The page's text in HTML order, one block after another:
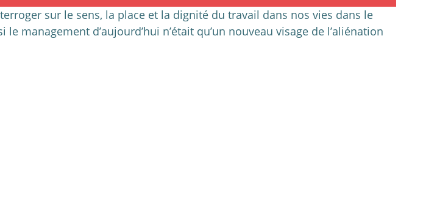
sur le sens, la place et la dignité du travail dans nos vies dans le
management d’aujourd’hui n’était qu’un nouveau visage de l’aliénation